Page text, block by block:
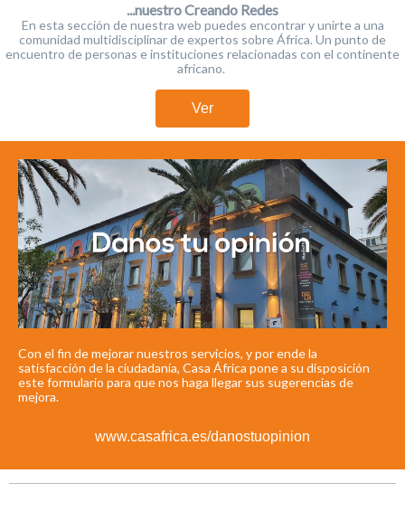
...nuestro Creando Redes
En esta sección de nuestra web puedes encontrar y unirte a una
comunidad multidisciplinar de expertos sobre África. Un punto de
encuentro de personas e instituciones relacionadas con el continente
africano.
Ver
Con el fin de mejorar nuestros servicios, y por ende la
satisfacción de la ciudadanía, Casa África pone a su disposición
este formulario para que nos haga llegar sus sugerencias de
mejora.
www.casafrica.es/danostuopinion